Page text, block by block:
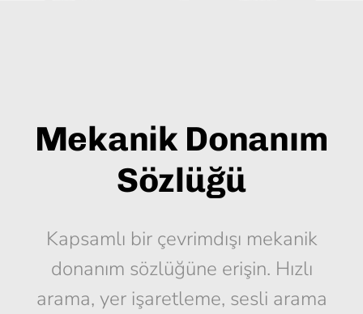
Mekanik Donanım
Sözlüğü
Kapsamlı bir çevrimdışı mekanik
donanım sözlüğüne erişin. Hızlı
arama, yer işaretleme, sesli arama